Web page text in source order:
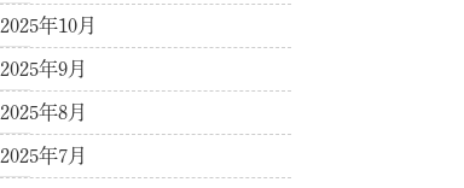
2025年10月
2025年9月
2025年8月
2025年7月